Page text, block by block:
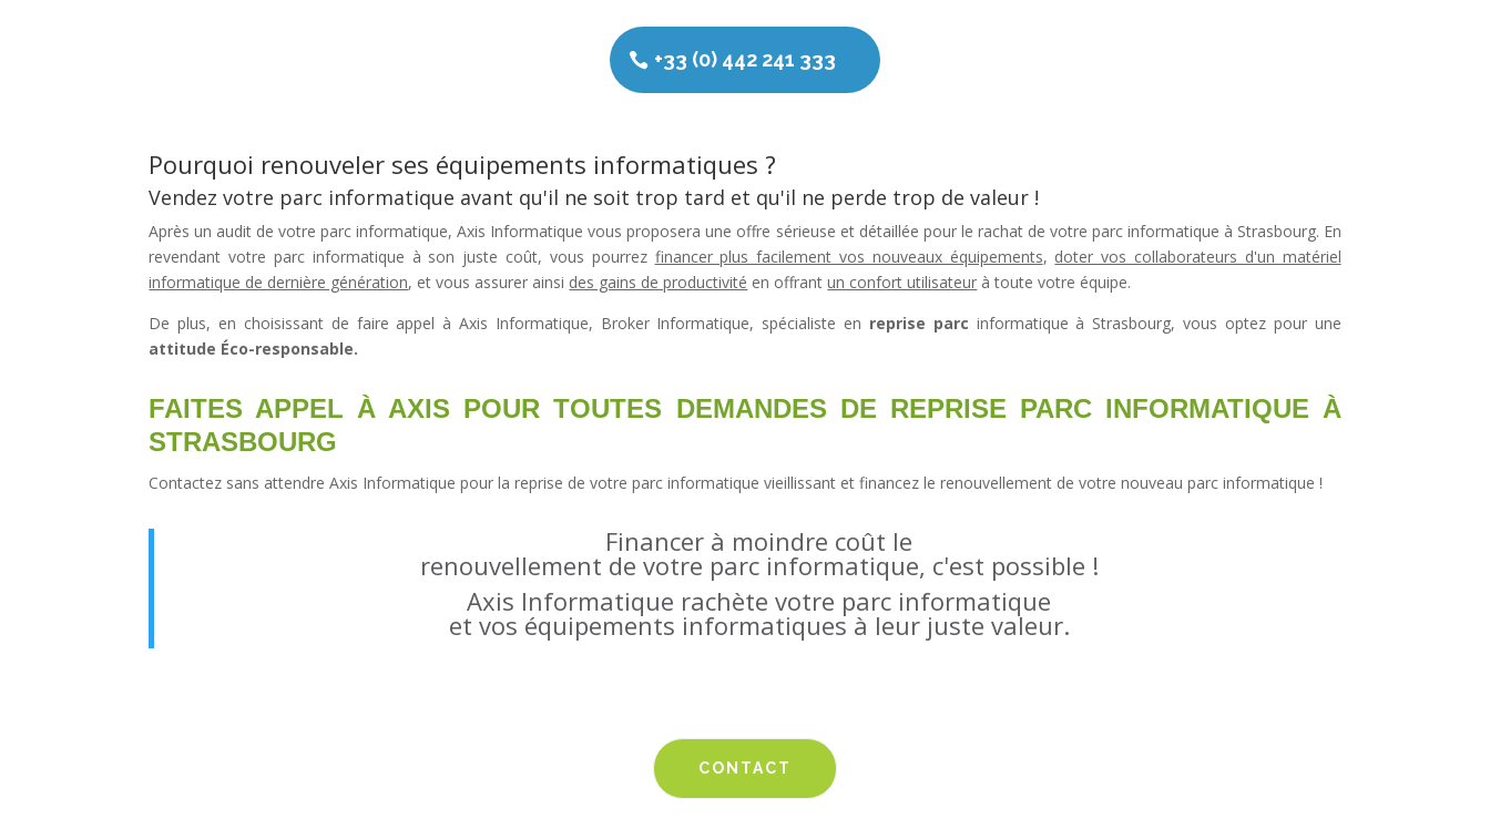
+33 (0) 442 241 333
Pourquoi renouveler ses équipements informatiques ?
Vendez votre parc informatique avant qu'il ne soit trop tard et qu'il ne perde trop de valeur !
Après un audit de votre parc informatique, Axis Informatique vous proposera une offre sérieuse et détaillée pour le rachat de votre parc informatique à Strasbourg. En
revendant votre parc informatique à son juste coût, vous pourrez financer plus facilement vos nouveaux équipements, doter vos collaborateurs d'un matériel
informatique de dernière génération, et vous assurer ainsi des gains de productivité en offrantun confort utilisateur à toute votre équipe.
De plus, en choisissant de faire appel à Axis Informatique, Broker Informatique, spécialiste en reprise parc informatique à Strasbourg, vous optez pour une
attitude Éco-responsable.
FAITES APPEL À AXIS POUR TOUTES DEMANDES DE REPRISE PARC INFORMATIQUE À
STRASBOURG
Contactez sans attendre Axis Informatique pour lareprise de votre parc informatique vieillissant et financez lerenouvellement de votre nouveau parc informatique !
Financer à moindre coût le
renouvellement de votre parc informatique, c'est possible !
Axis Informatique rachète votre parc informatique
et vos équipements informatiques à leur juste valeur.
CONTACT